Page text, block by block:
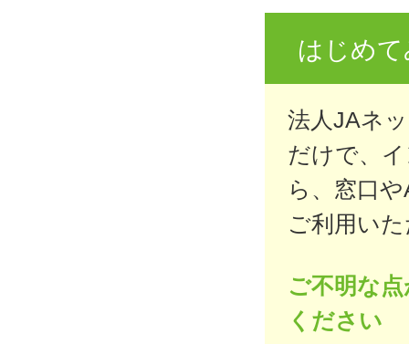
はじめ
法人JAネ
だけで、
ら、窓口
ご利用い
ご不明な
ください